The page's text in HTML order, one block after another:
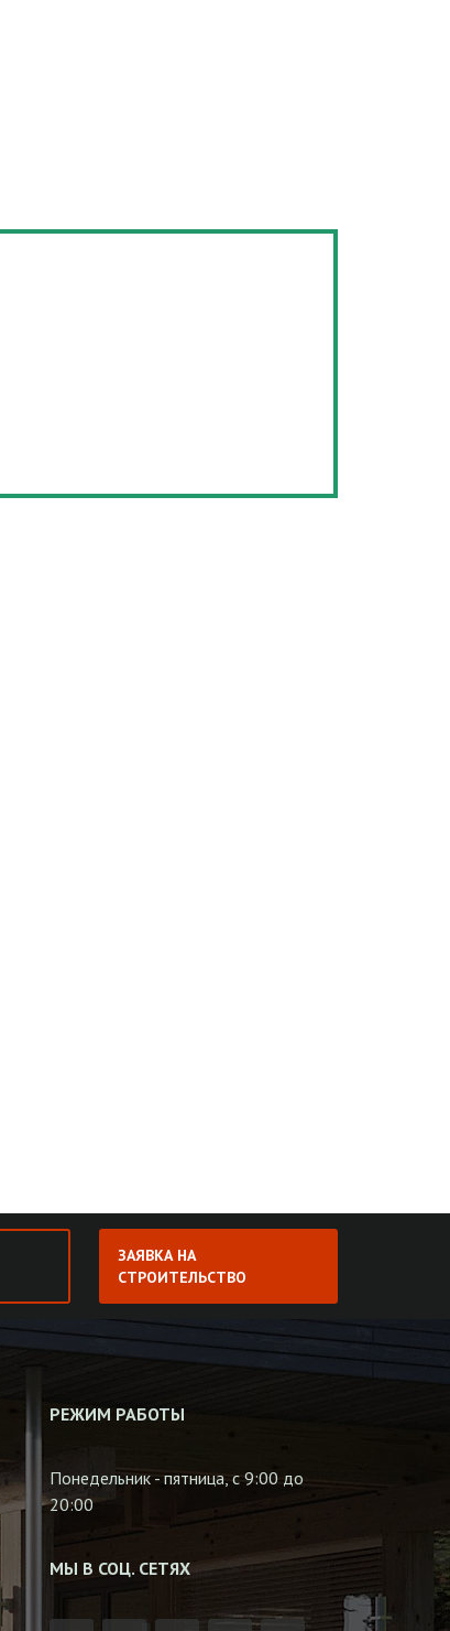
ЗАЯВКА НА
СТРОИТЕЛЬСТВО
РЕЖИМ РАБОТЫ
Понедельник - пятница, с 9:00 до
20:00
МЫ В СОЦ. СЕТЯХ